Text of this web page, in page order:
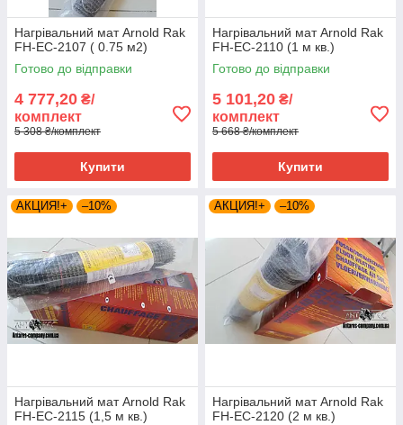
Нагрівальний мат Arnold Rak
FH-EC-2107 ( 0.75 м2)
Готово до відправки
4 777,20 ₴/
комплект
5 308 ₴/комплект
Купити
Нагрівальний мат Arnold Rak
FH-EC-2110 (1 м кв.)
Готово до відправки
5 101,20 ₴/
комплект
5 668 ₴/комплект
Купити
АКЦИЯ!+ –10%
Нагрівальний мат Arnold Rak
FH-EC-2115 (1,5 м кв.)
АКЦИЯ!+ –10%
Нагрівальний мат Arnold Rak
FH-EC-2120 (2 м кв.)